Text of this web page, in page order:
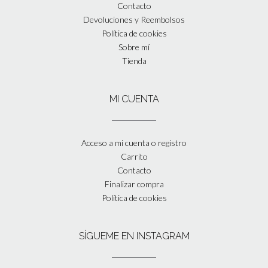
Contacto
Devoluciones y Reembolsos
Política de cookies
Sobre mí
Tienda
MI CUENTA
Acceso a mi cuenta o registro
Carrito
Contacto
Finalizar compra
Política de cookies
SÍGUEME EN INSTAGRAM